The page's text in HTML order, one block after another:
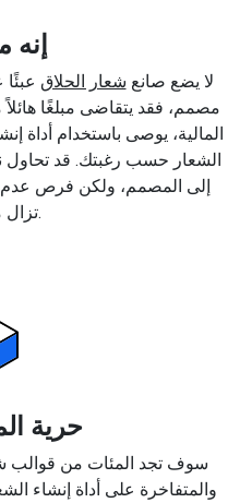
لا يضع صانع شعار الحلاق
مصمم، فقد يتقاضى مبلغًا
المالية، يوصى باستخدام أداة
الشعار حسب رغبتك. قد تحاول
إلى المصمم، ولكن فرص عدم
تزال مرتفعة.
حرية
سوف تجد المئات من قوالب
والمتفاخرة على أداة إنشاء